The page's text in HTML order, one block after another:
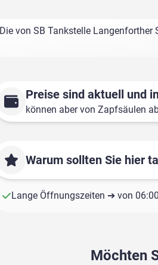
Die von SB Tankstelle
Preise sind aktuell und
können aber von Zapfsäulen
Warum sollten Sie hier
Lange Öffnungszeiten ➔ von
Möchten